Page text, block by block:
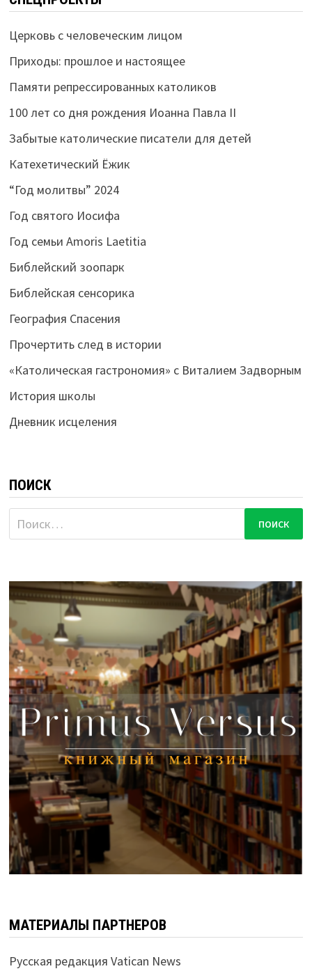
Церковь с человеческим лицом
Приходы: прошлое и настоящее
Памяти репрессированных католиков
100 лет со дня рождения Иоанна Павла II
Забытые католические писатели для детей
Катехетический Ёжик
“Год молитвы” 2024
Год святого Иосифа
Год семьи Amoris Laetitia
Библейский зоопарк
Библейская сенсорика
География Спасения
Прочертить след в истории
«Католическая гастрономия» с Виталием Задворным
История школы
Дневник исцеления
ПОИСК
Найти:
МАТЕРИАЛЫ ПАРТНЕРОВ
Русская редакция Vatican News